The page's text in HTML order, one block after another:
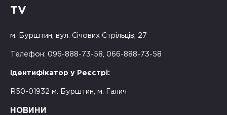
TV
м. Бурштин, вул. Січових Стрільців, 27
Телефон: 096-888-73-58, 066-888-73-58
Ідентифікатор у Реєстрі:
R50-01932 м. Бурштин, м. Галич
НОВИНИ